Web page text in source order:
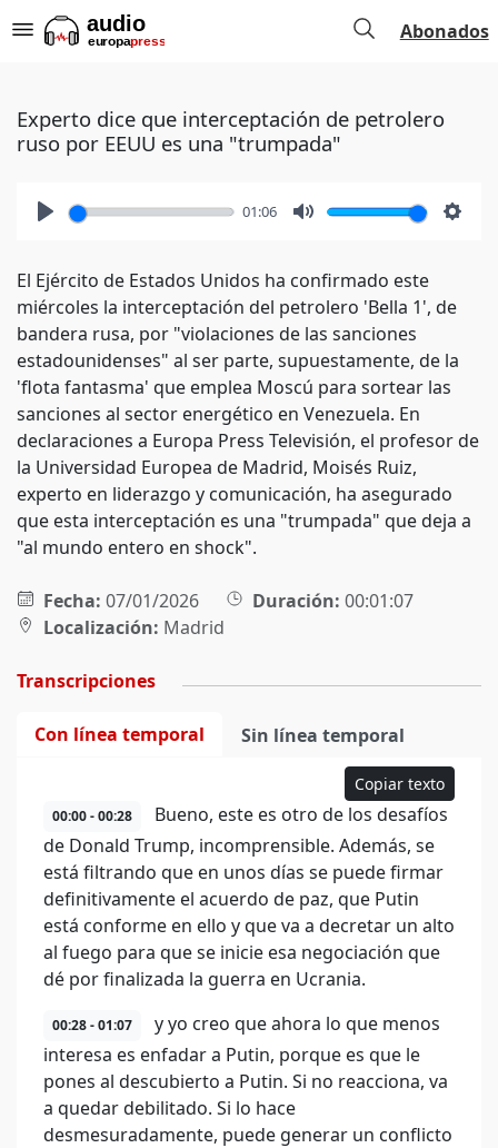
Abonados
Experto dice que interceptación de petrolero
ruso por EEUU es una "trumpada"
01:06
El Ejército de Estados Unidos ha confirmado este
miércoles la interceptación del petrolero 'Bella 1', de
bandera rusa, por "violaciones de las sanciones
estadounidenses" al ser parte, supuestamente, de la
'flota fantasma' que emplea Moscú para sortear las
sanciones al sector energético en Venezuela. En
declaraciones a Europa Press Televisión, el profesor de
la Universidad Europea de Madrid, Moisés Ruiz,
experto en liderazgo y comunicación, ha asegurado
que esta interceptación es una "trumpada" que deja a
"al mundo entero en shock".
Fecha: 07/01/2026 Duración: 00:01:07
Localización: Madrid
Transcripciones
Con línea temporal Sin línea temporal
Copiar texto
00:00 - 00:28
Bueno, este es otro de los desafíos
de Donald Trump, incomprensible. Además, se
está filtrando que en unos días se puede firmar
definitivamente el acuerdo de paz, que Putin
está conforme en ello y que va a decretar un alto
al fuego para que se inicie esa negociación que
dé por finalizada la guerra en Ucrania.
00:28 - 01:07
y yo creo que ahora lo que menos
interesa es enfadar a Putin, porque es que le
pones al descubierto a Putin. Si no reacciona, va
a quedar debilitado. Si lo hace
desmesuradamente, puede generar un conflicto